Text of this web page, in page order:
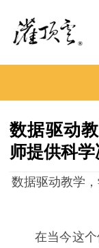
数据驱动
师提供科
数据驱动教学
在当今这个